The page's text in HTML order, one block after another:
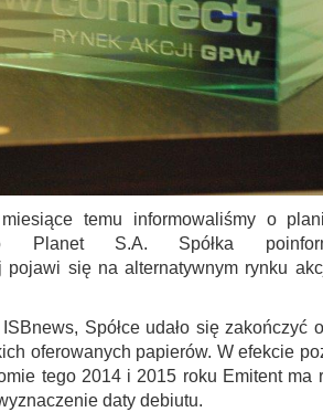
temu informowaliśmy o
Planet S.A. Spółka
pojawi się na alternatywnym rynku
Spółce udało się zakończyć
oferowanych papierów. W efekcie
tego 2014 i 2015 roku Emitent ma
daty debiutu.